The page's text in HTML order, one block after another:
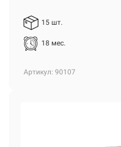
15 шт.
18 мес.
Артикул: 90107